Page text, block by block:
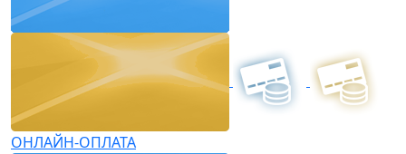
ОНЛАЙН-ОПЛАТА